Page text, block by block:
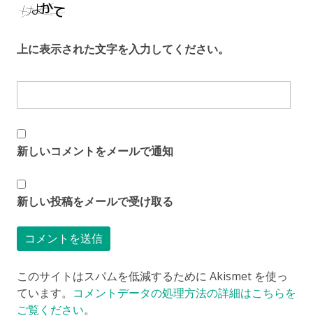
上に表示された文字を入力してください。
新しいコメントをメールで通知
新しい投稿をメールで受け取る
このサイトはスパムを低減するために Akismet を使っ
ています。 コメントデータの処理方法の詳細はこちらを
ご覧ください。